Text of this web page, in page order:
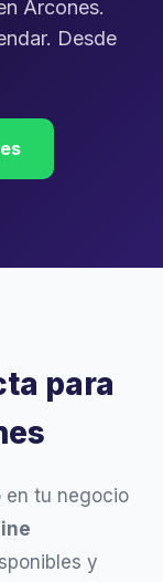
Arcones.
Desde
para
en tu negocio
y